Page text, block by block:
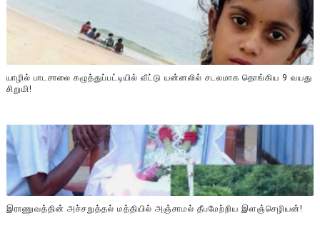
யாழில் பாடசாலை கழுத்துப்பட்டியில் வீட்டு யன்னலில் சடலமாக தொங்கிய 9 வயது
சிறுமி!
இராணுவத்தின் அச்சறுத்தல் மத்தியில் அஞ்சாமல் தீபமேற்றிய இளஞ்செழியன்!